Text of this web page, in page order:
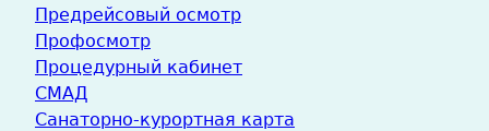
Предрейсовый осмотр
Профосмотр
Процедурный кабинет
СМАД
Санаторно-курортная карта